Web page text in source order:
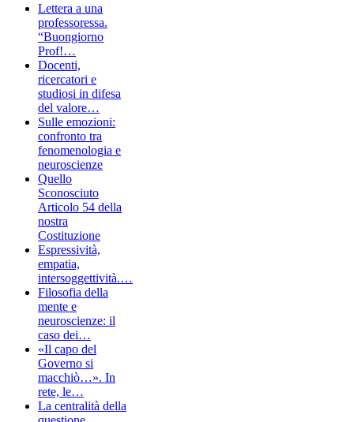
Lettera a una
professoressa.
“Buongiorno
Prof!…
Docenti,
ricercatori e
studiosi in difesa
del valore…
Sulle emozioni:
confronto tra
fenomenologia e
neuroscienze
Quello
Sconosciuto
Articolo 54 della
nostra
Costituzione
Espressività,
empatia,
intersoggettività.…
Filosofia della
mente e
neuroscienze: il
caso dei…
«Il capo del
Governo si
macchiò…». In
rete, le…
La centralità della